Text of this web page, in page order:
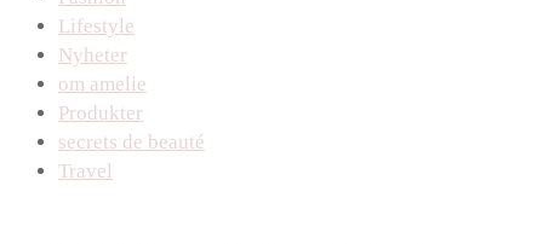
Lifestyle
Nyheter
om amelie
Produkter
secrets de beauté
Travel